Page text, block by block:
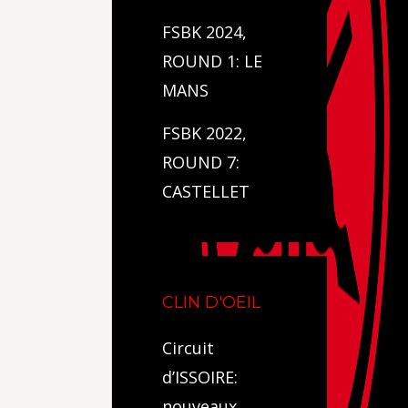
FSBK 2024,
ROUND 1: LE
MANS
FSBK 2022,
ROUND 7:
CASTELLET
CLIN D'OEIL
Circuit
d’ISSOIRE: